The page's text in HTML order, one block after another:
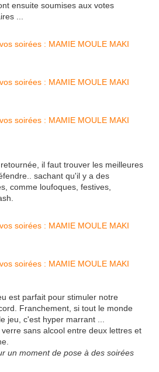
ensuite soumises aux votes
...
il faut trouver les meilleures
sachant qu'il y a des
comme loufoques, festives,
est parfait pour stimuler notre
Franchement, si tout le monde
jeu, c'est hyper marrant ...
sans alcool entre deux lettres et
un moment de pose à des soirées